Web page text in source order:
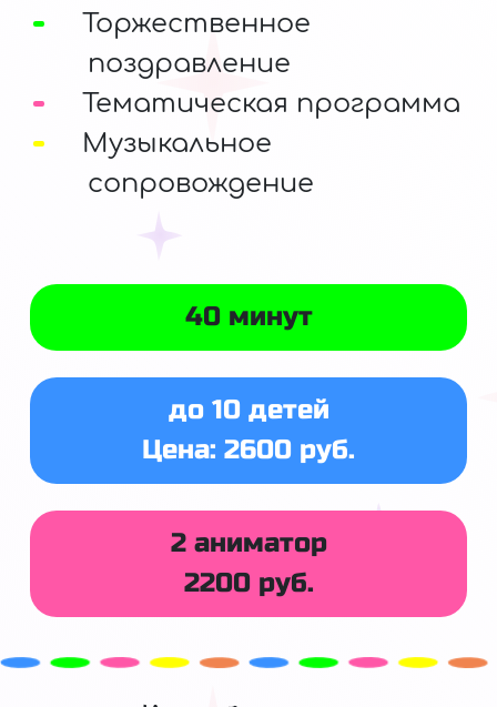
Торжественное
поздравление
Тематическая программа
Музыкальное
сопровождение
40 минут
до 10 детей
Цена: 2600 руб.
2 аниматор
2200 руб.